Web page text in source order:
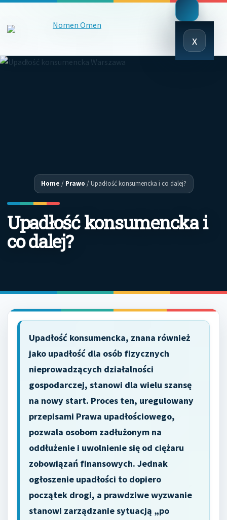
x
Close
Menu
Home / Prawo /Upadłość konsumencka i co dalej?
Upadłość konsumencka i
co dalej?
Upadłość konsumencka, znana również
jako upadłość dla osób fizycznych
nieprowadzących działalności
gospodarczej, stanowi dla wielu szansę
na nowy start. Proces ten, uregulowany
przepisami Prawa upadłościowego,
pozwala osobom zadłużonym na
oddłużenie i uwolnienie się od ciężaru
zobowiązań finansowych. Jednak
ogłoszenie upadłości to dopiero
początek drogi, a prawdziwe wyzwanie
stanowi zarządzanie sytuacją „po